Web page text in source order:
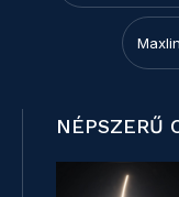
NÉPSZERŰ